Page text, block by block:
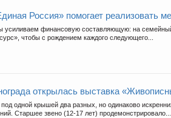
Россия» помогает реализовать
усиливаем финансовую составляющую: на
чтобы с рождением каждого следующего...
открылась выставка
под одной крышей два разных, но одинаково
Старшее звено (12-17 лет) продемонстрировало...